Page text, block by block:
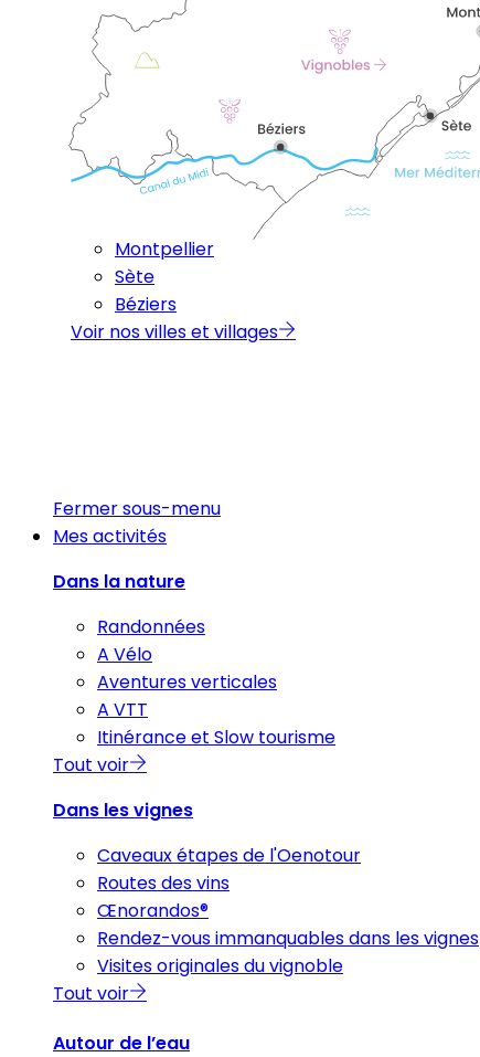
Montpellier
Sète
Béziers
Voir nos villes et villages
Fermer sous-menu
Mes activités
Dans la nature
Randonnées
A Vélo
Aventures verticales
A VTT
Itinérance et Slow tourisme
Tout voir
Dans les vignes
Caveaux étapes de l'Oenotour
Routes des vins
Œnorandos®
Rendez-vous immanquables dans les vignes
Visites originales du vignoble
Tout voir
Autour de l’eau